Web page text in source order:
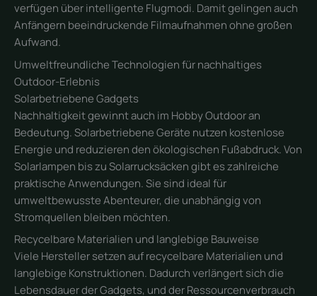
verfügen über intelligente Flugmodi. Damit gelingen auch
Anfängern beeindruckende Filmaufnahmen ohne großen
Aufwand.
Umweltfreundliche Technologien für nachhaltiges
Outdoor-Erlebnis
Solarbetriebene Gadgets
Nachhaltigkeit gewinnt auch im Hobby Outdoor an
Bedeutung. Solarbetriebene Geräte nutzen kostenlose
Energie und reduzieren den ökologischen Fußabdruck. Von
Solarlampen bis zu Solarrucksäcken gibt es zahlreiche
praktische Anwendungen. Sie sind ideal für
umweltbewusste Abenteurer, die unabhängig von
Stromquellen bleiben möchten.
Recycelbare Materialien und langlebige Bauweise
Viele Hersteller setzen auf recycelbare Materialien und
langlebige Konstruktionen. Dadurch verlängert sich die
Lebensdauer der Gadgets, und der Ressourcenverbrauch